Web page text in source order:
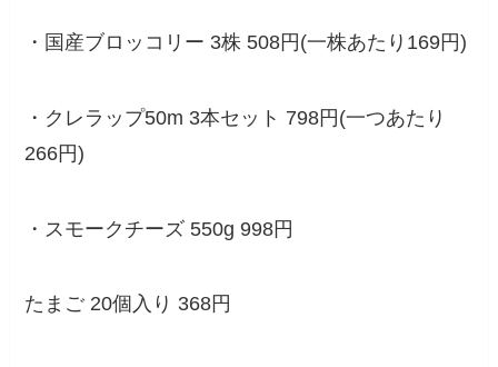
・国産ブロッコリー 3株 508円(一株あたり169円)
・クレラップ50m 3本セット 798円(一つあたり
266円)
・スモークチーズ 550g 998円
たまご 20個入り 368円